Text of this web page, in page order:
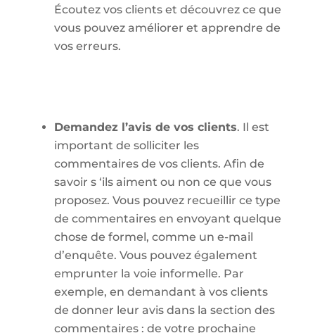
Écoutez vos clients et découvrez ce que
vous pouvez améliorer et apprendre de
vos erreurs.
Demandez l’avis de vos clients. Il est
important de solliciter les
commentaires de vos clients. Afin de
savoir s ‘ils aiment ou non ce que vous
proposez. Vous pouvez recueillir ce type
de commentaires en envoyant quelque
chose de formel, comme un e-mail
d’enquête. Vous pouvez également
emprunter la voie informelle. Par
exemple, en demandant à vos clients
de donner leur avis dans la section des
commentaires : de votre prochaine